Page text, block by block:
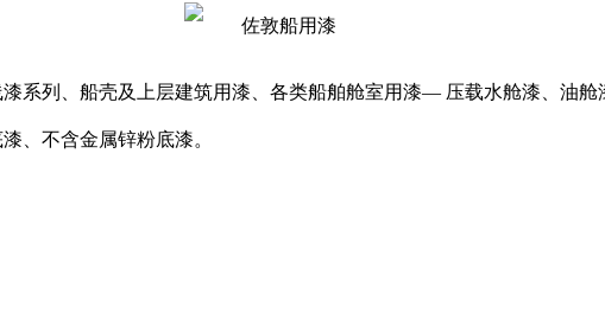
系列、船壳及上层建筑用漆、各类船舶舱室用漆— 压载水舱漆、油
、不含金属锌粉底漆。